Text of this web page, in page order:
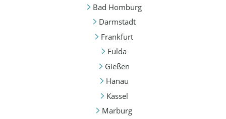
Bad Homburg
Darmstadt
Frankfurt
Fulda
Gießen
Hanau
Kassel
Marburg